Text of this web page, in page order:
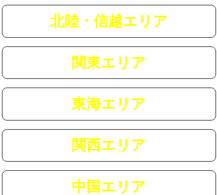
マス交換（土の掘削・埋め戻し作業） 11,000円~
マス交換（深さ50㎝以上） 66,000円
コンクリート斫り（厚さ10㎝まで） 27,500円
コンクリート斫り（厚さ10㎝超え） 38,500円
モルタル補修（厚さ10㎝まで） 27,500円
モルタル補修（厚さ10㎝超え） 38,500円
追加人工 16,500円
現場見積
北陸・信越エリア
関東エリア
東海エリア
関西エリア
中国エリア